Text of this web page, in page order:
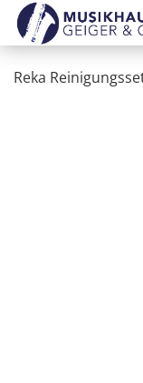
Reka